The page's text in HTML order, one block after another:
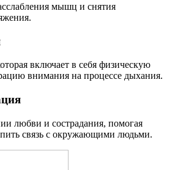
мышц и снятия
включает в себя физическую
внимания на процессе дыхания.
любви и сострадания, помогая
связь с окружающими людьми.